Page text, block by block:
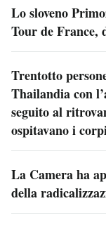
Lo sloveno
Tour de France,
Trentotto
Thailandia con
seguito al
ospitavano i
La Camera ha
della